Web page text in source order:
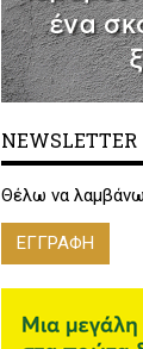
NEWSLETTER
Θέλω να
ΕΓΓΡΑΦΗ